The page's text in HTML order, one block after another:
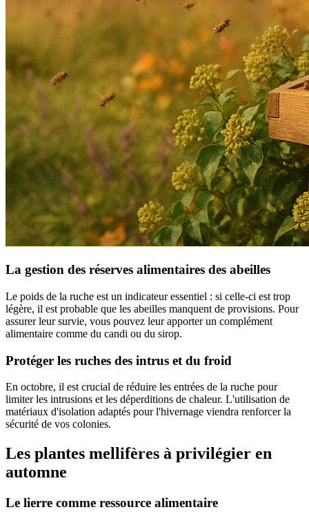
La gestion des réserves alimentaires des abeilles
Le poids de la ruche est un indicateur essentiel : si celle-ci est trop
légère, il est probable que les abeilles manquent de provisions. Pour
assurer leur survie, vous pouvez leur apporter un complément
alimentaire comme du candi ou du sirop.
Protéger les ruches des intrus et du froid
En octobre, il est crucial de réduire les entrées de la ruche pour
limiter les intrusions et les déperditions de chaleur. L'utilisation de
matériaux d'isolation adaptés pour l'hivernage viendra renforcer la
sécurité de vos colonies.
Les plantes mellifères à privilégier en
automne
Le lierre comme ressource alimentaire